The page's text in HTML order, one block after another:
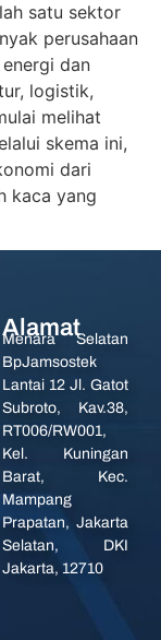
satu sektor
perusahaan
dan
logistik,
melihat
skema ini,
dari
kaca yang
Alamat
Menara Selatan
BpJamsostek
Lantai 12 Jl. Gatot
Subroto, Kav.38,
RT006/RW001,
Kel. Kuningan
Barat, Kec.
Mampang
Prapatan, Jakarta
Selatan, DKI
Jakarta, 12710